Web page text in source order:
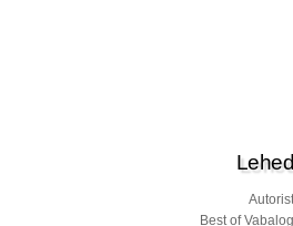
Lehed
Autorist
Best of Vabalog